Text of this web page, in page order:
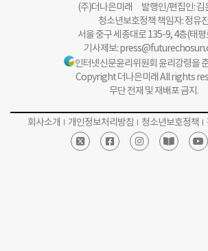
(주)더나은미래 발행인/편집인:
청소년보호정책 책임자: 정유진
서울 중구 세종대로 135-9, 4층(태
기사제보:
인터넷신문윤리위원회 윤리강령을
Copyright 더나은미래 All rights
무단 전재 및 재배포 금지.
회사소개 개인정보처리방침 청소년보호정책